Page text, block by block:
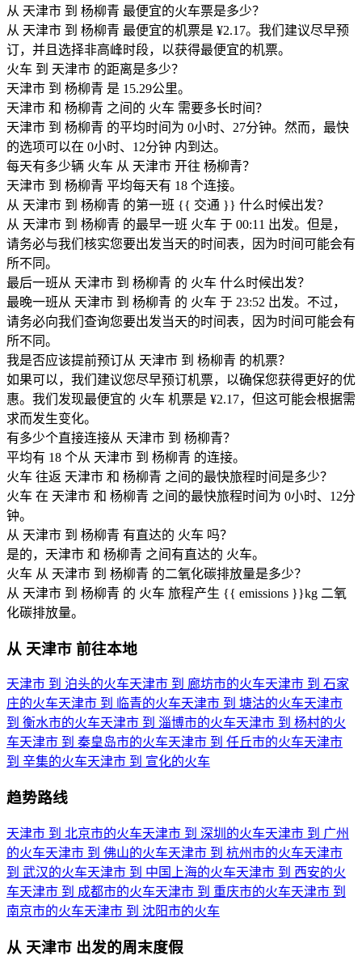
从 天津市 到 杨柳青 最便宜的火车票是多少？
从 天津市 到 杨柳青 最便宜的机票是 ¥2.17。我们建议尽早预
订，并且选择非高峰时段，以获得最便宜的机票。
火车 到 天津市 的距离是多少？
天津市 到 杨柳青 是 15.29公里。
天津市 和 杨柳青 之间的 火车 需要多长时间？
天津市 到 杨柳青 的平均时间为 0小时、27分钟。然而，最快
的选项可以在 0小时、12分钟 内到达。
每天有多少辆 火车 从 天津市 开往 杨柳青？
天津市 到 杨柳青 平均每天有 18 个连接。
从 天津市 到 杨柳青 的第一班 {{ 交通 }} 什么时候出发？
从 天津市 到 杨柳青 的最早一班 火车 于 00:11 出发。但是，
请务必与我们核实您要出发当天的时间表，因为时间可能会有
所不同。
最后一班从 天津市 到 杨柳青 的 火车 什么时候出发？
最晚一班从 天津市 到 杨柳青 的 火车 于 23:52 出发。不过，
请务必向我们查询您要出发当天的时间表，因为时间可能会有
所不同。
我是否应该提前预订从 天津市 到 杨柳青 的机票？
如果可以，我们建议您尽早预订机票，以确保您获得更好的优
惠。我们发现最便宜的 火车 机票是 ¥2.17，但这可能会根据需
求而发生变化。
有多少个直接连接从 天津市 到 杨柳青？
平均有 18 个从 天津市 到 杨柳青 的连接。
火车 往返 天津市 和 杨柳青 之间的最快旅程时间是多少？
火车 在 天津市 和 杨柳青 之间的最快旅程时间为 0小时、12分
钟。
从 天津市 到 杨柳青 有直达的 火车 吗？
是的，天津市 和 杨柳青 之间有直达的 火车。
火车 从 天津市 到 杨柳青 的二氧化碳排放量是多少？
从 天津市 到 杨柳青 的 火车 旅程产生 {{ emissions }}kg 二氧
化碳排放量。
从 天津市 前往本地
天津市 到 泊头的火车天津市 到 廊坊市的火车天津市 到 石家
庄的火车天津市 到 临青的火车天津市 到 塘沽的火车天津市
到 衡水市的火车天津市 到 淄博市的火车天津市 到 杨村的火
车天津市 到 秦皇岛市的火车天津市 到 任丘市的火车天津市
到 辛集的火车天津市 到 宣化的火车
趋势路线
天津市 到 北京市的火车天津市 到 深圳的火车天津市 到 广州
的火车天津市 到 佛山的火车天津市 到 杭州市的火车天津市
到 武汉的火车天津市 到 中国上海的火车天津市 到 西安的火
车天津市 到 成都市的火车天津市 到 重庆市的火车天津市 到
南京市的火车天津市 到 沈阳市的火车
从 天津市 出发的周末度假